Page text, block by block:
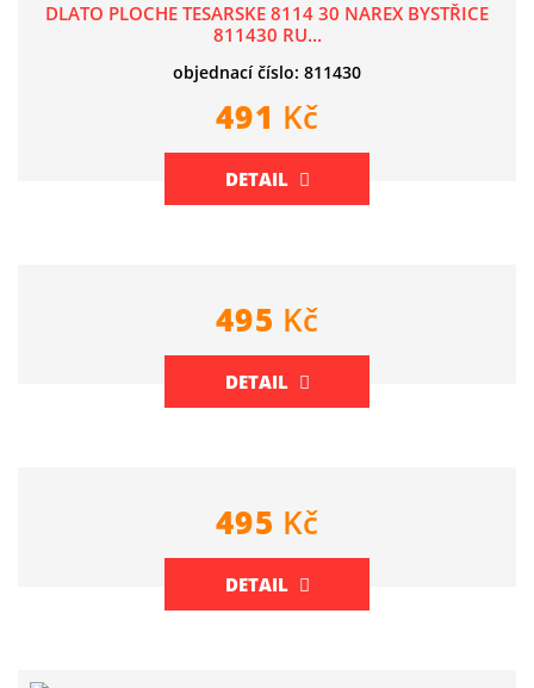
DLATO PLOCHE TESARSKE 8114 30 NAREX BYSTŘICE
811430 RU...
objednací číslo: 811430
491 Kč
DETAIL
495 Kč
DETAIL
495 Kč
DETAIL